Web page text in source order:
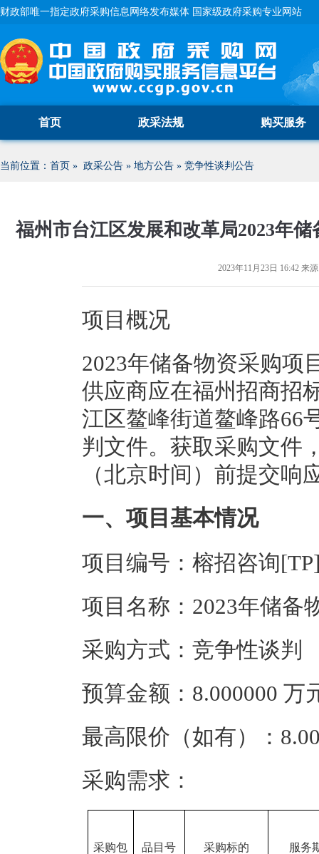
财政部唯一指定政府采购信息网络发布媒体 国家级政府采购专业网站
首页 政采法规 购买服务
当前位置： 首页 » 政采公告 » 地方公告 » 竞争性谈判公告
福州市台江区发展和改革局2023年
2023年11月23日 16:42 来
项目概况
2023年储备物资采购项
供应商应在福州招商招
江区鳌峰街道鳌峰路66
判文件。获取采购文件
（北京时间）前提交响
一、项目基本情况
项目编号：榕招咨询
项目名称：2023年储备
采购方式：竞争性谈判
预算金额：8.000000 万
最高限价（如有）：
采购需求：
采购包 品目号 采购标的 服务